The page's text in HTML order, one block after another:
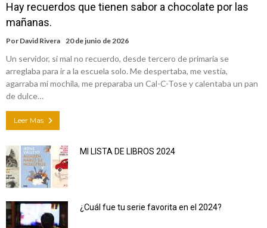
Hay recuerdos que tienen sabor a chocolate por las
mañanas.
Por David Rivera 20 de junio de 2026
Un servidor, si mal no recuerdo, desde tercero de primaria se
arreglaba para ir a la escuela solo. Me despertaba, me vestía,
agarraba mi mochila, me preparaba un Cal-C-Tose y calentaba un pan
de dulce…
Leer Mas
MI LISTA DE LIBROS 2024
¿Cuál fue tu serie favorita en el 2024?